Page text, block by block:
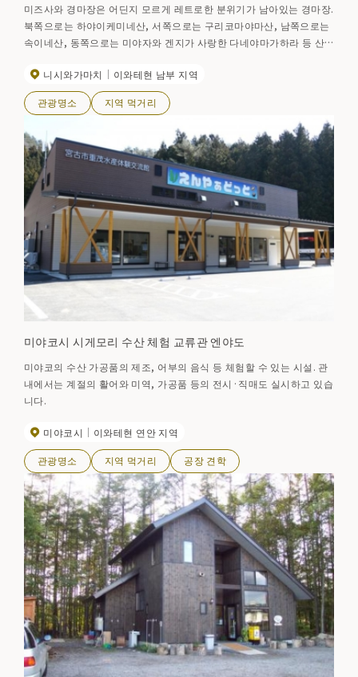
미즈사와 경마장은 어딘지 모르게 레트로한 분위기가 남아있는 경마장.
북쪽으로는 하야이케미네산, 서쪽으로는 구리코마야마산, 남쪽으로는
속이네산, 동쪽으로는 미야자와 겐지가 사랑한 다네야마가하라 등 산
수 있다. 봄에는 경마장을 둘러싸고 심어진 약 150그루의 왕벚나무가
화려하게 꽃을 피우며, 일반 공개 시에는 많은 꽃놀이객으로 붐빈다.
니시와가마치 이와테현 남부 지역
관광명소 지역 먹거리
미야코시 시게모리 수산 체험 교류관 엔야도
미야코의 수산 가공품의 제조, 어부의 음식 등 체험할 수 있는 시설. 관
내에서는 계절의 활어와 미역, 가공품 등의 전시·직매도 실시하고 있습
니다.
미야코시 이와테현 연안 지역
관광명소 지역 먹거리 공장 견학